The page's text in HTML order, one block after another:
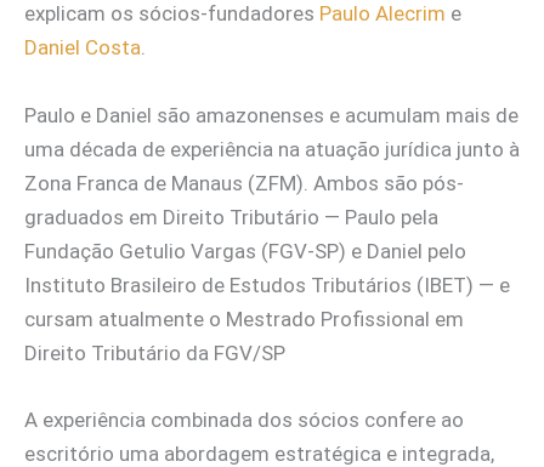
explicam os sócios-fundadores Paulo Alecrim e
Daniel Costa.
Paulo e Daniel são amazonenses e acumulam mais de
uma década de experiência na atuação jurídica junto à
Zona Franca de Manaus (ZFM). Ambos são pós-
graduados em Direito Tributário — Paulo pela
Fundação Getulio Vargas (FGV-SP) e Daniel pelo
Instituto Brasileiro de Estudos Tributários (IBET) — e
cursam atualmente o Mestrado Profissional em
Direito Tributário da FGV/SP
A experiência combinada dos sócios confere ao
escritório uma abordagem estratégica e integrada,